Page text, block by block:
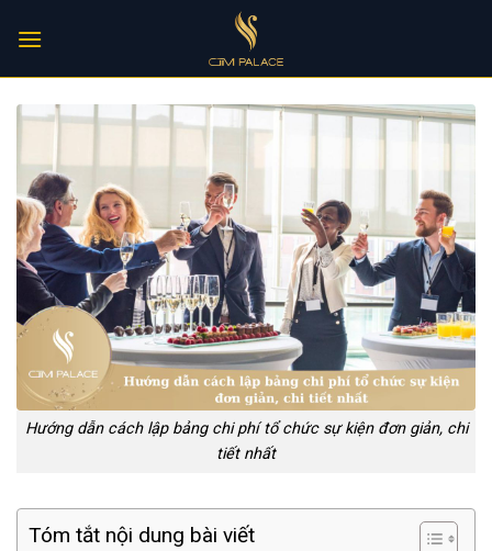
Hướng dẫn cách lập bảng chi phí tổ chức sự kiện đơn giản, chi
tiết nhất
Tóm tắt nội dung bài viết